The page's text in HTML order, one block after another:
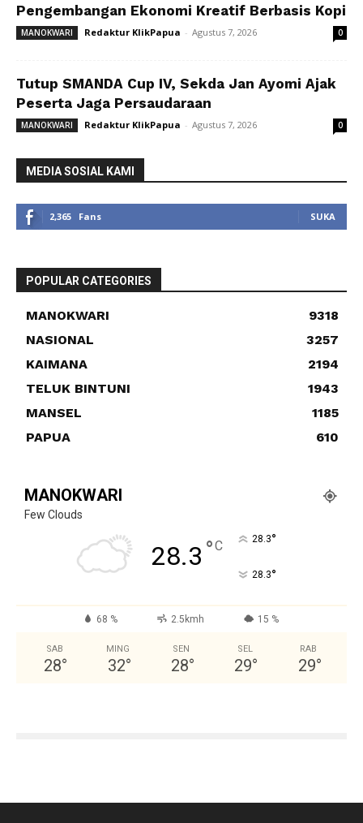
Pengembangan Ekonomi Kreatif Berbasis Kopi
MANOKWARI Redaktur KlikPapua - Agustus 7, 2026 0
Tutup SMANDA Cup IV, Sekda Jan Ayomi Ajak
Peserta Jaga Persaudaraan
MANOKWARI Redaktur KlikPapua - Agustus 7, 2026 0
MEDIA SOSIAL KAMI
2,365 Fans SUKA
POPULAR CATEGORIES
MANOKWARI
9318
NASIONAL
3257
KAIMANA
2194
TELUK BINTUNI
1943
MANSEL
1185
PAPUA
610
MANOKWARI
Few Clouds
28.3 °C 28.3°
28.3°
68 % 2.5kmh 15 %
SAB
28°
MING
32°
SEN
28°
SEL
29°
RAB
29°